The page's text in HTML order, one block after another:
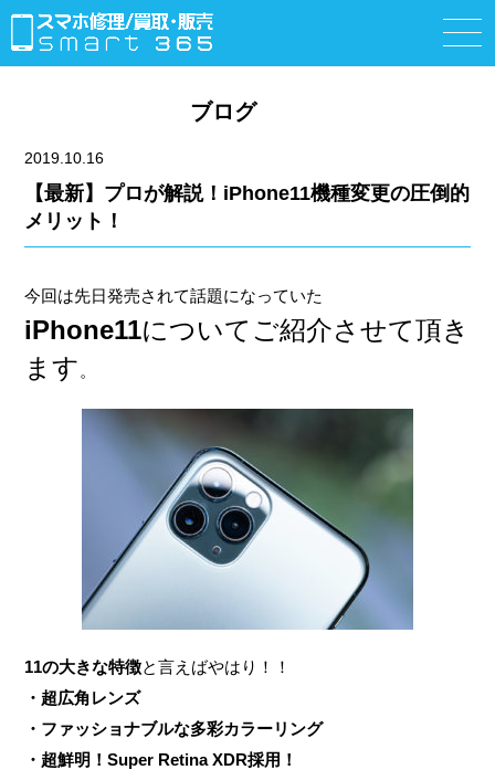
ブログ
2019.10.16
【最新】プロが解説！iPhone11機種変更の圧倒的
メリット！
今回は先日発売されて話題になっていた
iPhone11についてご紹介させて頂き
ます 。
11の大きな特徴と言えばやはり！！
・超広角レンズ
・ファッショナブルな多彩カラーリング
・超鮮明！Super Retina XDR採用！